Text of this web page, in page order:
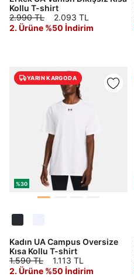
Kollu T-shirt
2.990 TL
2.093 TL
2. Ürüne %50 İndirim
%30
YARIN KARGODA
Kadın UA Campus Oversize
Kısa Kollu T-shirt
1.590 TL
1.113 TL
2. Ürüne %50 İndirim